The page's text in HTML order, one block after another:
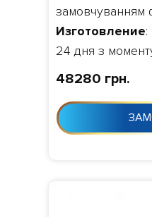
замовчуванням
Изготовление
24 дня з
48280 грн.